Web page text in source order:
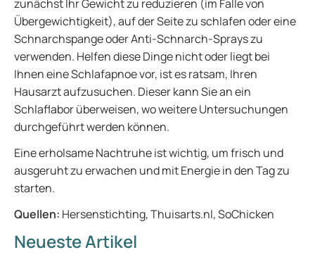
zunächst Ihr Gewicht zu reduzieren (im Falle von
Übergewichtigkeit), auf der Seite zu schlafen oder eine
Schnarchspange oder Anti-Schnarch-Sprays zu
verwenden. Helfen diese Dinge nicht oder liegt bei
Ihnen eine Schlafapnoe vor, ist es ratsam, Ihren
Hausarzt aufzusuchen. Dieser kann Sie an ein
Schlaflabor überweisen, wo weitere Untersuchungen
durchgeführt werden können.
Eine erholsame Nachtruhe ist wichtig, um frisch und
ausgeruht zu erwachen und mit Energie in den Tag zu
starten.
Quellen: Hersenstichting, Thuisarts.nl, SoChicken
Neueste Artikel